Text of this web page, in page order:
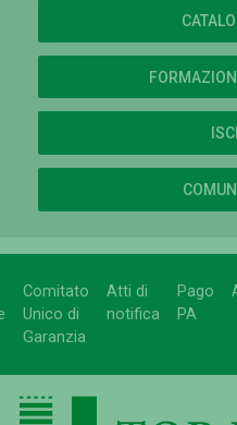
Comitato
Unico di
Garanzia
Atti di
notifica
Pago
PA